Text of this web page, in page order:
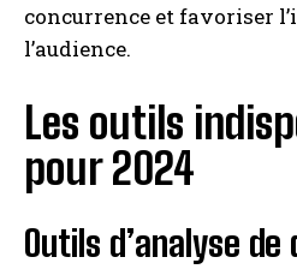
concurrence et favoriser
l’audience.
Les outils
pour 2024
Outils d’analyse de